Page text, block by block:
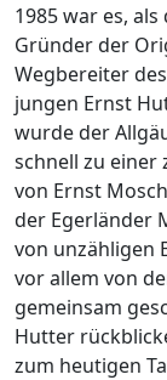
1985 war es,
Gründer der
Wegbereiter
jungen Ernst
wurde der
schnell zu einer
von Ernst
der Egerländer
von unzähligen
vor allem von
gemeinsam
Hutter
zum heutigen